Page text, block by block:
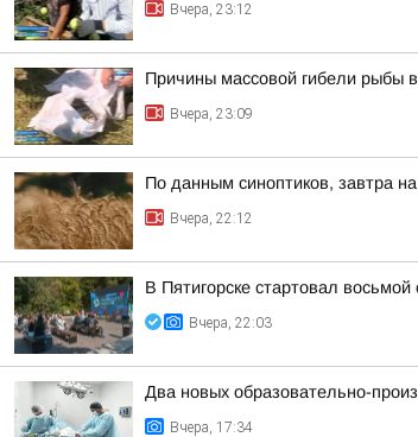
Вчера, 23:12
Причины массовой гибели рыбы
Вчера, 23:09
По данным синоптиков, завтра
Вчера, 22:12
В Пятигорске стартовал
Вчера, 22:03
Два новых образовательно-
Вчера, 17:34